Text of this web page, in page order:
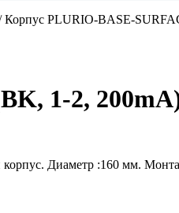
Корпус PLURIO-BASE-
1-2,
Диаметр :160 мм.